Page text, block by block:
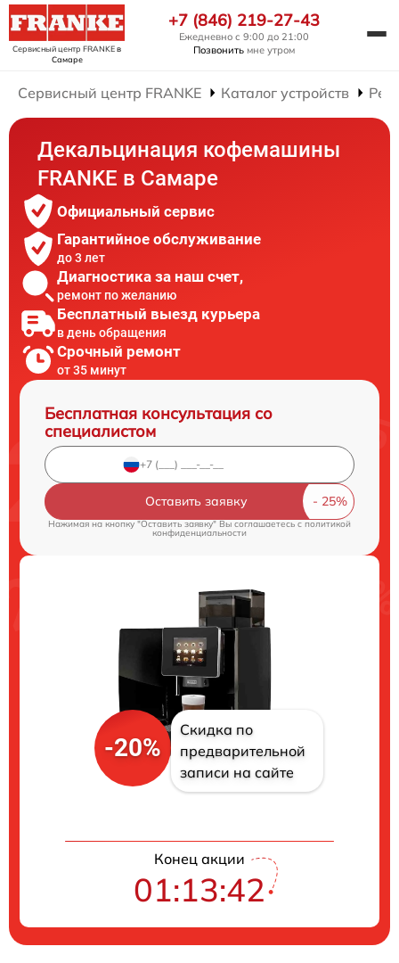
Сервисный центр FRANKEв
Самаре
+7 (846) 219-27-43
Ежедневно с 9:00 до 21:00
Позвонить мне утром
Сервисный центр FRANKE Каталог устройств
Декальцинация кофемашины
FRANKE в Самаре
Официальный сервис
Гарантийное обслуживание
до 3 лет
Диагностика за наш счет,
ремонт по желанию
Бесплатный выезд курьера
в день обращения
Срочный ремонт
от 35 минут
Бесплатная консультация со
специалистом
Оставить заявку
Нажимая на кнопку "Оставить заявку" Вы соглашаетесь cполитикой
конфиденциальности
-20%
Скидка по
предварительной
записи на сайте
Конец акции
01:13:41